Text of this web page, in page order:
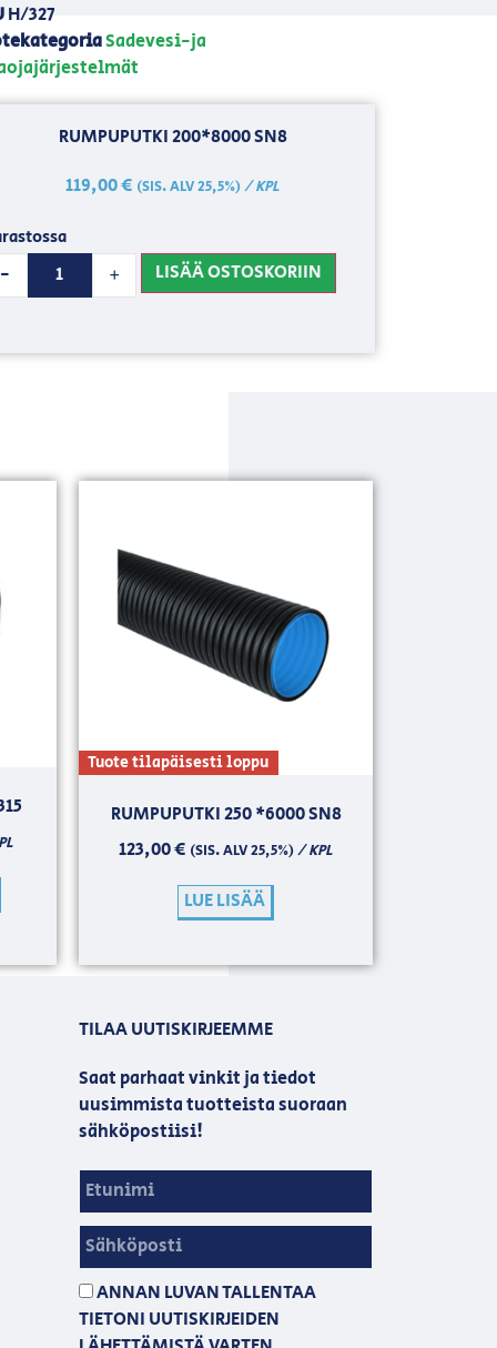
H/327
Sadevesi-ja
RUMPUPUTKI 200*8000 SN8
119,00€ (SIS. ALV 25,5%)/ KPL
- + LISÄÄ OSTOSKORIIN
Tuote tilapäisesti loppu
RUMPUPUTKI 250 *6000 SN8
123,00€ (SIS. ALV 25,5%)/ KPL
LUE LISÄÄ
TILAA UUTISKIRJEEMME
Saat parhaat vinkit ja tiedot
uusimmista tuotteista suoraan
sähköpostiisi!
ANNAN LUVAN TALLENTAA
TIETONI UUTISKIRJEIDEN